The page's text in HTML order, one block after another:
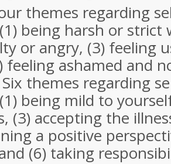
themes regarding
being harsh or strict
or angry, (3) feeling
feeling ashamed and
themes regarding
being mild to
(3) accepting the
a positive
(6) taking